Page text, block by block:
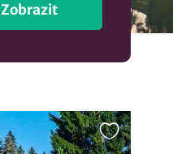
Zobrazit